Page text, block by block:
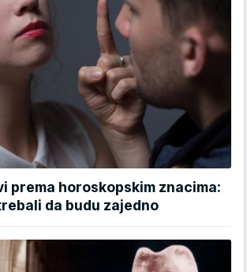
prema horoskopskim znacima:
da budu zajedno